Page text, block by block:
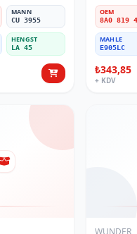
MANN
CU 3955
HENGST
LA 45
OEM
MAHLE
E905LC
₺343,85
+ KDV
WUNDER